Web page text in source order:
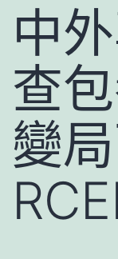
中
查
變